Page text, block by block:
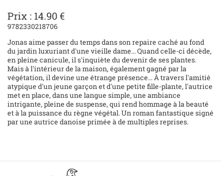
Prix : 14.90 €
9782330218706
Jonas aime passer du temps dans son repaire caché au fond
du jardin luxuriant d'une vieille dame... Quand celle-ci décède,
en pleine canicule, il s'inquiète du devenir de ses plantes.
Mais à l'intérieur de la maison, également gagné par la
végétation, il devine une étrange présence... À travers l'amitié
atypique d'un jeune garçon et d'une petite fille-plante, l'autrice
met en place, dans une langue simple, une ambiance
intrigante, pleine de suspense, qui rend hommage à la beauté
et à la puissance du règne végétal. Un roman fantastique signé
par une autrice danoise primée à de multiples reprises.